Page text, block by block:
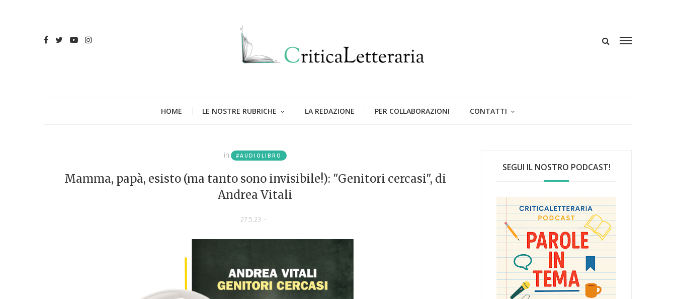
HOME LE NOSTRE RUBRICHE LA REDAZIONE PER COLLABORAZIONI CONTATTI
in #AUDIOLIBRO
Mamma, papà, esisto (ma tanto sono invisibile!): "Genitori cercasi", di
Andrea Vitali
27.5.23 -
SEGUI IL NOSTRO PODCAST!